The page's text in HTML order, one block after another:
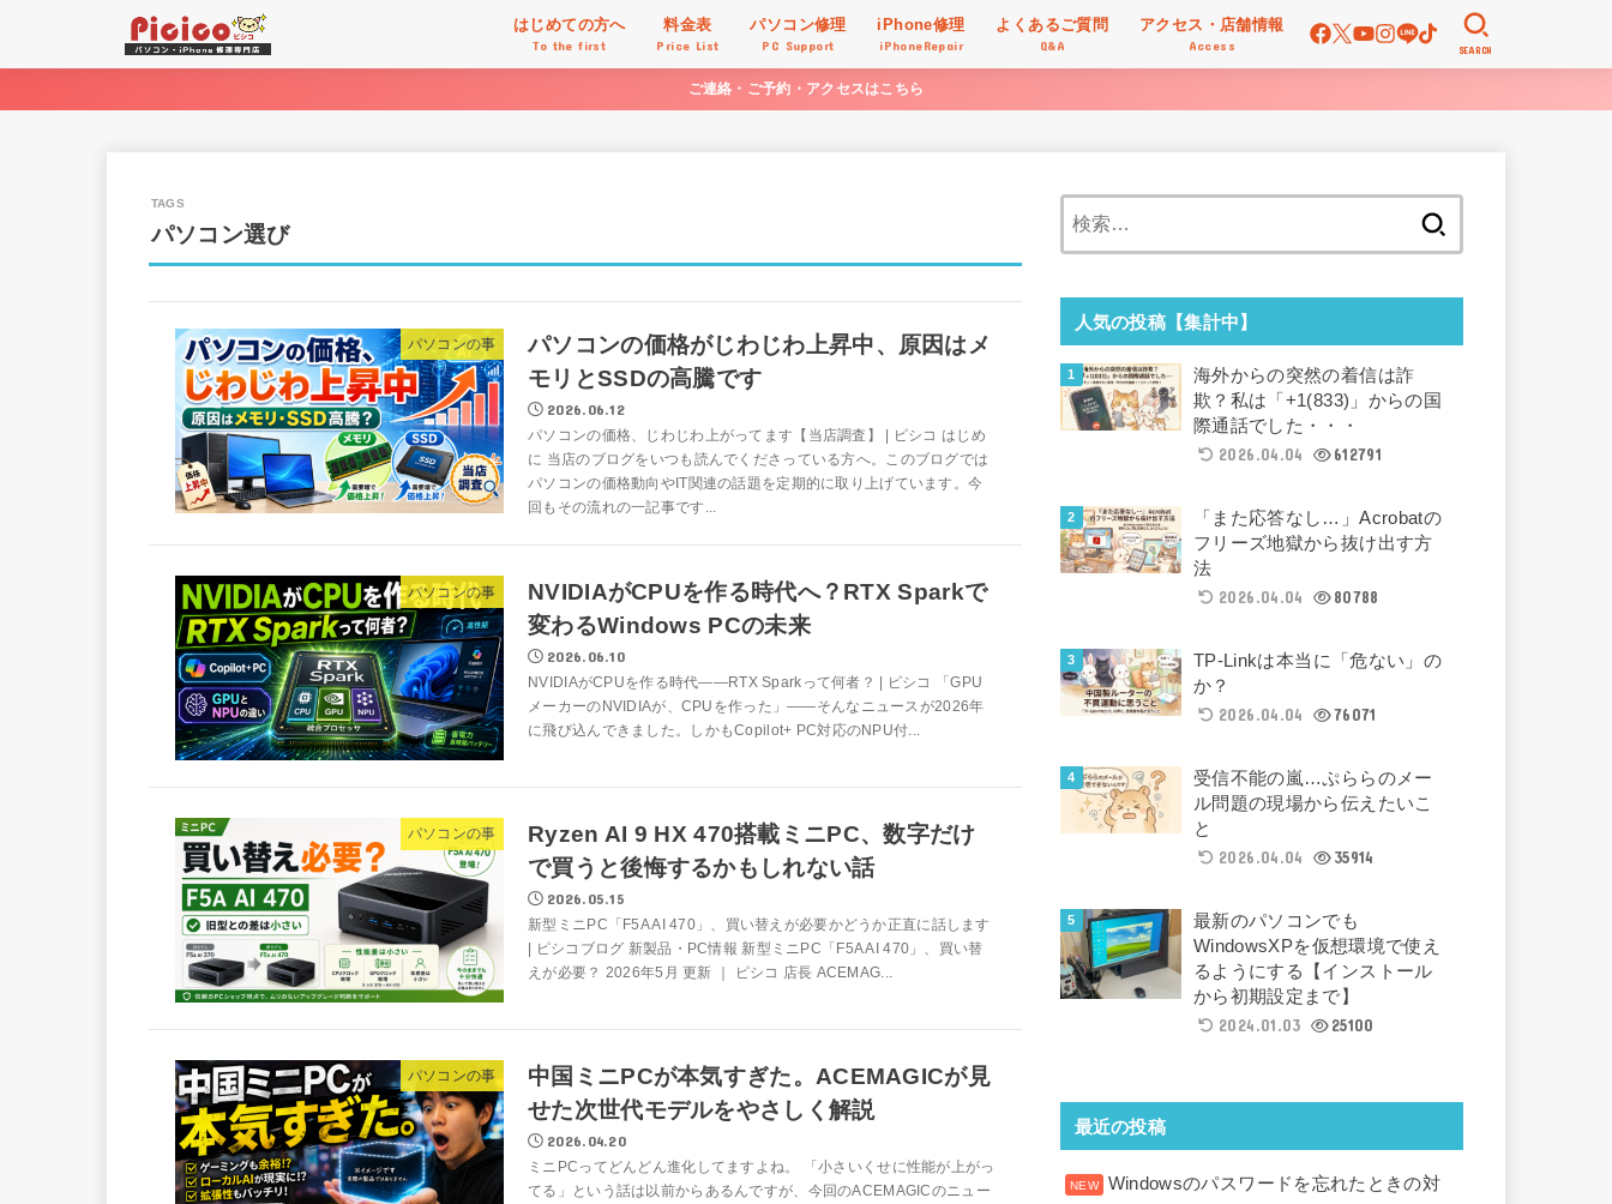
はじめての方へ
To the first
料金表
Price List
パソコン修理
PC Support
iPhone修理
iPhoneRepair
よくあるご質問
Q&A
アクセス・店舗情報
Access SEARCH
ご連絡・ご予約・アクセスはこちら
パソコン選び
パソコンの事
パソコンの価格がじわじわ上昇中、原因はメ
モリとSSDの高騰です
2026.06.12
パソコンの価格、じわじわ上がってます【当店調査】 | ピシコ はじめ
に 当店のブログをいつも読んでくださっている方へ。このブログでは
パソコンの価格動向やIT関連の話題を定期的に取り上げています。今
回もその流れの一記事です...
パソコンの事
NVIDIAがCPUを作る時代へ？RTX Sparkで
変わるWindows PCの未来
2026.06.10
NVIDIAがCPUを作る時代——RTX Sparkって何者？ | ピシコ 「GPU
メーカーのNVIDIAが、CPUを作った」——そんなニュースが2026年
に飛び込んできました。しかもCopilot+ PC対応のNPU付...
パソコンの事
Ryzen AI 9 HX 470搭載ミニPC、数字だけ
で買うと後悔するかもしれない話
2026.05.15
新型ミニPC「F5A AI 470」、買い替えが必要かどうか正直に話します
| ピシコブログ 新製品・PC情報 新型ミニPC「F5A AI 470」、買い替
えが必要？ 2026年5月 更新 ｜ ピシコ 店長 ACEMAG...
パソコンの事
中国ミニPCが本気すぎた。ACEMAGICが見
せた次世代モデルをやさしく解説
2026.04.20
ミニPCってどんどん進化してますよね。 「小さいくせに性能が上がっ
てる」という話は以前からあるんですが、今回のACEMAGICのニュー
人気の投稿【集計中】
海外からの突然の着信は詐
欺？私は「+1(833)」からの国
際通話でした・・・
2026.04.04
612791
「また応答なし…」Acrobatの
フリーズ地獄から抜け出す方
法
2026.04.04
80788
TP-Linkは本当に「危ない」の
か？
2026.04.04
76071
受信不能の嵐…ぷららのメー
ル問題の現場から伝えたいこ
と
2026.04.04
35914
最新のパソコンでも
WindowsXPを仮想環境で使え
るようにする【インストール
から初期設定まで】
2024.01.03
25100
最近の投稿
Windowsのパスワードを忘れたときの対